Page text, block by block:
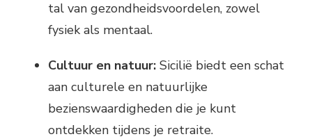
tal van gezondheidsvoordelen, zowel
fysiek als mentaal.
Cultuur en natuur: Sicilië biedt een schat
aan culturele en natuurlijke
bezienswaardigheden die je kunt
ontdekken tijdens je retraite.